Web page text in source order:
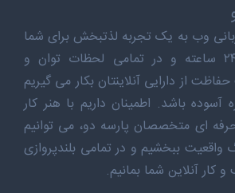
وب به یک تجربه لذتبخش برای شما
است. به صورت ۲۴ ساعته و در تمامی لحظات توان و
از دارایی آنلاینتان بکار می گیریم
آسوده باشد. اطمینان داریم با هنر کار
ای متخصصان پارسه دو، می توانیم
واقعیت ببخشیم و در تمامی بلندپروازی
آنلاین شما بمانیم.